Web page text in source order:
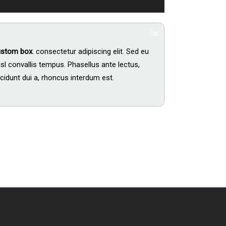
box. consectetur adipiscing elit. Sed eu
convallis tempus. Phasellus ante lectus,
dui a, rhoncus interdum est.